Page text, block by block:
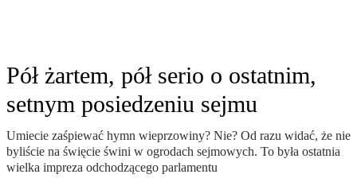
Pół żartem, pół serio o ostatnim,
setnym posiedzeniu sejmu
Umiecie zaśpiewać hymn wieprzowiny? Nie? Od razu widać, że nie
byliście na święcie świni w ogrodach sejmowych. To była ostatnia
wielka impreza odchodzącego parlamentu